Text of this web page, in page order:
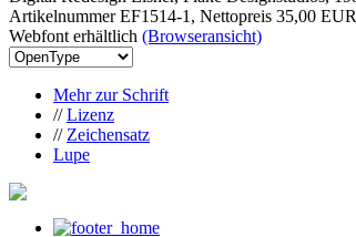
Artikelnummer EF1514-1, Nettopreis 35,00 EUR
Webfont erhältlich (Browseransicht)
Mehr zur Schrift
//Lizenz
// Zeichensatz
Lupe